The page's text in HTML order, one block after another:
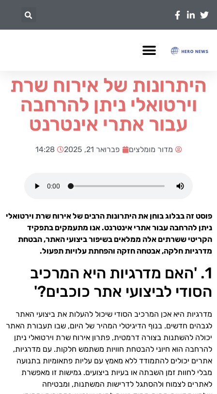
היתרונות של אירוח שרת
וירטואלי ניתן להרחבה
עבור אתרי אינטרנט
מדור מומלצים פברואר 21, 2025 14:28
פוסט זה בבלוג בוחן את היתרונות הרבים של אירוח שרת וירטואלי
ניתן להרחבה עבור אתרי אינטרנט. אנו מתעמקים בתפקיד
הקריטי ששרתים אלה ממלאים בשיפור ביצועי האתר, הבטחת
מדרגיות חלקה, אבטחה חזקה והפחתת עלויות תפעול.
1. 'האם מדרגיות היא המרכיב
הסודי לביצועי אתר כוכבים?'
מדרגיות היא אכן המרכיב הסודי שיכול להעלות את ביצועי האתר
לגבהים חדשים. בנוף הדיגיטלי המהיר של היום, שבו תעבורת האתר
יכולה להשתנות בצורה דרמטית, פתרון אירוח שרת וירטואלי ניתן
להרחבה הוא חיוני להבטחת חוויות משתמש חלקות. עם מדרגיות,
אתרים יכולים להתמודד ללא מאמץ עם עליות פתאומיות בתנועה
מבלי לחוות זמן השבתה או בעיות ביצועים. גמישות זו מאפשרת
לאתרים לצמוח ולהסתגל לדרישות המשתנות, ומבטיחה